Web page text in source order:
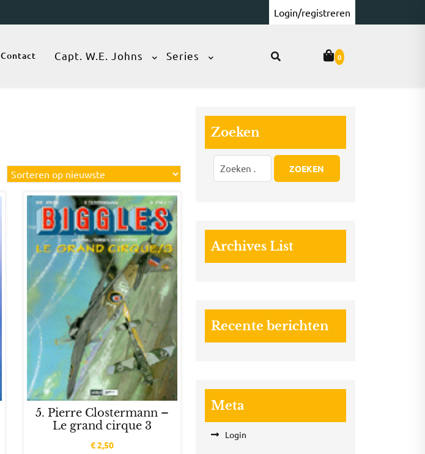
Login/registreren
Contact Capt. W.E. Johns Series 0
5. Pierre Clostermann –
Le grand cirque 3
€2,50
Zoeken
Archives List
Recente berichten
Meta
Login